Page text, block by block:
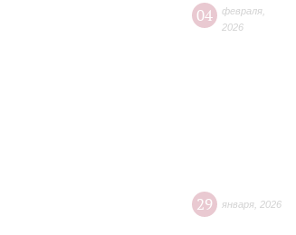
04 февраля
2026
29 января 2026